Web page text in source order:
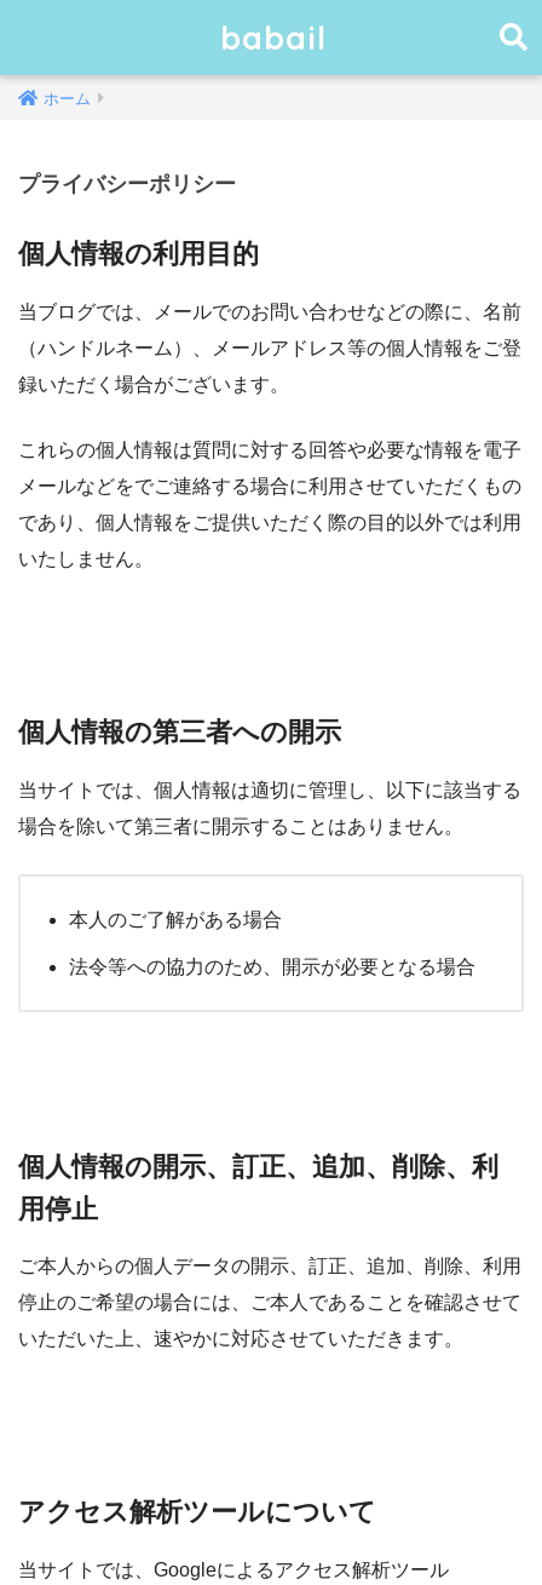
babail
ホーム
プライバシーポリシー
個人情報の利用目的
当ブログでは、メールでのお問い合わせなどの際に、名前
（ハンドルネーム）、メールアドレス等の個人情報をご登
録いただく場合がございます。
これらの個人情報は質問に対する回答や必要な情報を電子
メールなどをでご連絡する場合に利用させていただくもの
であり、個人情報をご提供いただく際の目的以外では利用
いたしません。
個人情報の第三者への開示
当サイトでは、個人情報は適切に管理し、以下に該当する
場合を除いて第三者に開示することはありません。
本人のご了解がある場合
法令等への協力のため、開示が必要となる場合
個人情報の開示、訂正、追加、削除、利
用停止
ご本人からの個人データの開示、訂正、追加、削除、利用
停止のご希望の場合には、ご本人であることを確認させて
いただいた上、速やかに対応させていただきます。
アクセス解析ツールについて
当サイトでは、Googleによるアクセス解析ツール